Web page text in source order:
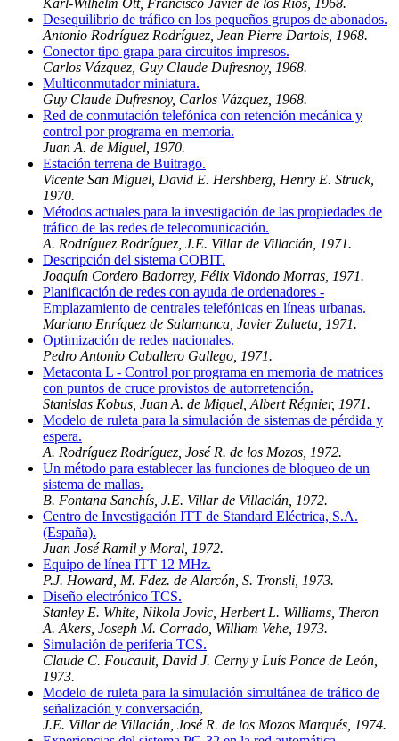
Desequilibrio de tráfico en los pequeños grupos de abonados.
Antonio Rodríguez Rodríguez, Jean Pierre Dartois, 1968.
Conector tipo grapa para circuitos impresos.
Carlos Vázquez, Guy Claude Dufresnoy, 1968.
Multiconmutador miniatura.
Guy Claude Dufresnoy, Carlos Vázquez, 1968.
Red de conmutación telefónica con retención mecánica y
control por programa en memoria.
Juan A. de Miguel, 1970.
Estación terrena de Buitrago.
Vicente San Miguel, David E. Hershberg, Henry E. Struck,
1970.
Métodos actuales para la investigación de las propiedades de
tráfico de las redes de telecomunicación.
A. Rodríguez Rodríguez, J.E. Villar de Villacián, 1971.
Descripción del sistema COBIT.
Joaquín Cordero Badorrey, Félix Vidondo Morras, 1971.
Planificación de redes con ayuda de ordenadores -
Emplazamiento de centrales telefónicas en líneas urbanas.
Mariano Enríquez de Salamanca, Javier Zulueta, 1971.
Optimización de redes nacionales.
Pedro Antonio Caballero Gallego, 1971.
Metaconta L - Control por programa en memoria de matrices
con puntos de cruce provistos de autorretención.
Stanislas Kobus, Juan A. de Miguel, Albert Régnier, 1971.
Modelo de ruleta para la simulación de sistemas de pérdida y
espera.
A. Rodríguez Rodríguez, José R. de los Mozos, 1972.
Un método para establecer las funciones de bloqueo de un
sistema de mallas.
B. Fontana Sanchís, J.E. Villar de Villacián, 1972.
Centro de Investigación ITT de Standard Eléctrica, S.A.
(España).
Juan José Ramil y Moral, 1972.
Equipo de línea ITT 12 MHz.
P.J. Howard, M. Fdez. de Alarcón, S. Tronsli, 1973.
Diseño electrónico TCS.
Stanley E. White, Nikola Jovic, Herbert L. Williams, Theron
A. Akers, Joseph M. Corrado, William Vehe, 1973.
Simulación de periferia TCS.
Claude C. Foucault, David J. Cerny y Luís Ponce de León,
1973.
Modelo de ruleta para la simulación simultánea de tráfico de
señalización y conversación,
J.E. Villar de Villacián, José R. de los Mozos Marqués, 1974.